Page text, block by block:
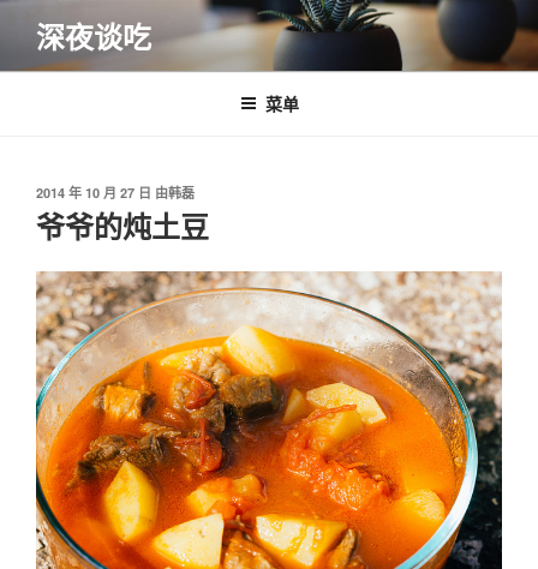
内
深夜谈吃
菜单
发
布
于
2014 年 10 月 27 日 由韩磊
爷爷的炖土豆